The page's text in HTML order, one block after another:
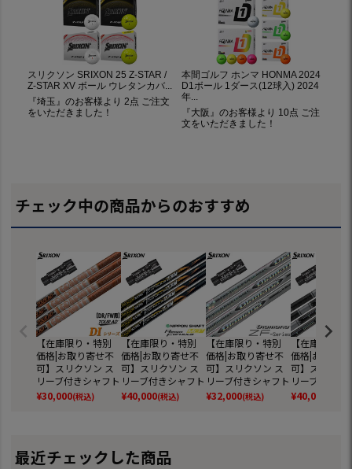
チェック中の商品からのおすすめ
【在庫限り・特別
価格|お取り寄せ不
可】スリクソン ス
リーブ付きシャフト
TourAD DI(日本仕
様) (Z785／Z765／
5)
¥30,000(税込)
【在庫限り・特別
価格|お取り寄せ不
可】スリクソン ス
リーブ付きシャフト
N.S.PRO Regio For
mula MB+ (Z785／
5／ZF45)
¥40,000(税込)
【在庫限り・特別
価格|お取り寄せ不
可】スリクソン ス
リーブ付きシャフト
三菱ケミカル Diam
ana ZF (Z785／Z7
¥32,000(税込)
【在庫限り・
価格|お取り寄
可】スリクソ
リーブ付きシ
三菱 Tensei
te 1K(日本)
¥40,000
最近チェックした商品